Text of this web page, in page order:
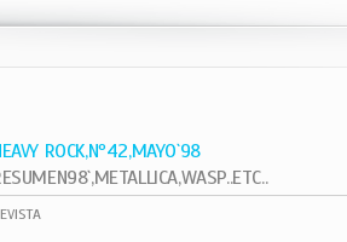
ROCK,Nº42,MAYO`98